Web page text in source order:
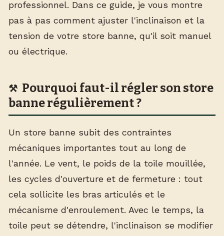
professionnel. Dans ce guide, je vous montre
pas à pas comment ajuster l'inclinaison et la
tension de votre store banne, qu'il soit manuel
ou électrique.
Pourquoi faut-il régler son store
banne régulièrement ?
Un store banne subit des contraintes
mécaniques importantes tout au long de
l'année. Le vent, le poids de la toile mouillée,
les cycles d'ouverture et de fermeture : tout
cela sollicite les bras articulés et le
mécanisme d'enroulement. Avec le temps, la
toile peut se détendre, l'inclinaison se modifier